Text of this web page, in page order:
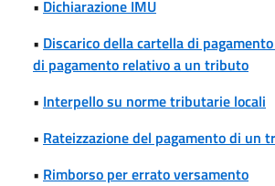
• Dichiarazione IMU
• Discarico della cartella di
di pagamento relativo a un tributo
• Interpello su norme tributarie locali
• Rateizzazione del pagamento di un
• Rimborso per errato versamento